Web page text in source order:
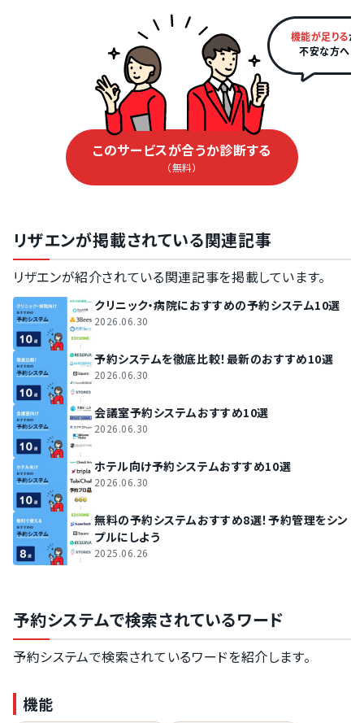
機能が足りるか
不安な方へ
このサービスが合うか診断する
（無料）
リザエンが掲載されている関連記事
リザエンが紹介されている関連記事を掲載しています。
クリニック・病院におすすめの予約システム10選
2026.06.30
予約システムを徹底比較！最新のおすすめ10選
2026.06.30
会議室予約システムおすすめ10選
2026.06.30
ホテル向け予約システムおすすめ10選
2026.06.30
無料の予約システムおすすめ8選！予約管理をシン
プルにしよう
2025.06.26
予約システムで検索されているワード
予約システムで検索されているワードを紹介します。
機能